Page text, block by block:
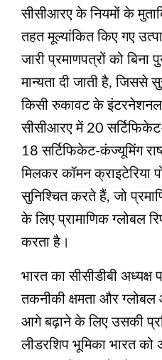
सीसीआरए के नियमों के
तहत मूल्यांकित किए गए
जारी प्रमाणपत्रों को
मान्यता दी जाती है, जिससे
किसी रुकावट के इंटरनेशनल
सीसीआरए में 20
18 सर्टिफिकेट-कंज्यूमिंग
मिलकर कॉमन क्राइटेरिया
सुनिश्चित करते हैं, जो
के लिए प्रामाणिक ग्लोबल
करता है।
भारत का सीसीडीबी
तकनीकी क्षमता और ग्लोबल
आगे बढ़ाने के लिए उसकी
लीडरशिप भूमिका भारत को